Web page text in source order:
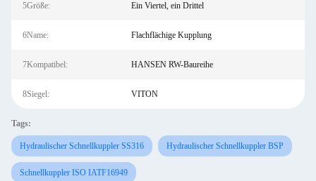
5Größe: Ein Viertel, ein Drittel
6Name: Flachflächige Kupplung
7Kompatibel: HANSEN RW-Baureihe
8Siegel: VITON
Tags:
Hydraulischer Schnellkuppler SS316 Hydraulischer Schnellkuppler BSP
Schnellkuppler ISO IATF16949